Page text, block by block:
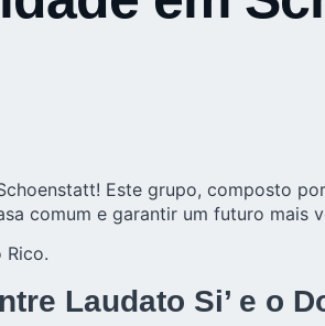
Este grupo, composto
comum e garantir um futuro mais
Laudato Si’ e o